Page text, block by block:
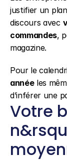
justifier un
discours avec
commandes,
magazine.
Pour le
année les
d’inférer une
Votre